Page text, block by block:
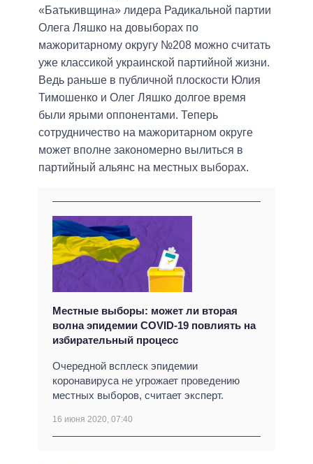
«Батькивщина» лидера Радикальной партии
Олега Ляшко на довыборах по
мажоритарному округу №208 можно считать
уже классикой украинской партийной жизни.
Ведь раньше в публичной плоскости Юлия
Тимошенко и Олег Ляшко долгое время
были ярыми оппонентами. Теперь
сотрудничество на мажоритарном округе
может вполне закономерно вылиться в
партийный альянс на местных выборах.
Местные выборы: может ли вторая
волна эпидемии COVID-19 повлиять на
избирательный процесс
Очередной всплеск эпидемии
коронавируса не угрожает проведению
местных выборов, считает эксперт.
16 июня 2020, 07:40